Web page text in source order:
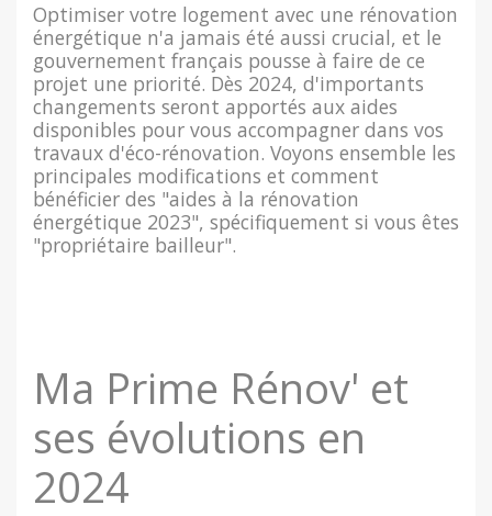
Optimiser votre logement avec une rénovation
énergétique n'a jamais été aussi crucial, et le
gouvernement français pousse à faire de ce
projet une priorité. Dès 2024, d'importants
changements seront apportés aux aides
disponibles pour vous accompagner dans vos
travaux d'éco-rénovation. Voyons ensemble les
principales modifications et comment
bénéficier des "aides à la rénovation
énergétique 2023", spécifiquement si vous êtes
"propriétaire bailleur".
Ma Prime Rénov' et
ses évolutions en
2024